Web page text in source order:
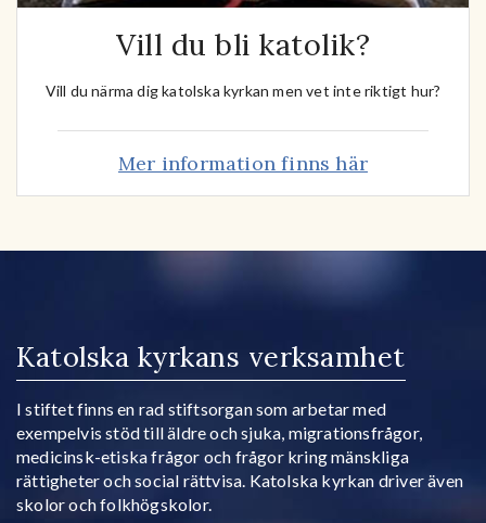
Vill du bli katolik?
Vill du närma dig katolska kyrkan men vet inte riktigt hur?
Mer information finns här
Katolska kyrkans verksamhet
I stiftet finns en rad stiftsorgan som arbetar med
exempelvis stöd till äldre och sjuka, migrationsfrågor,
medicinsk-etiska frågor och frågor kring mänskliga
rättigheter och social rättvisa. Katolska kyrkan driver även
skolor och folkhögskolor.